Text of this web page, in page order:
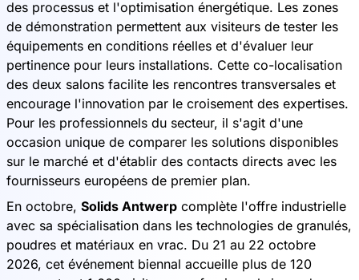
des processus et l'optimisation énergétique. Les zones
de démonstration permettent aux visiteurs de tester les
équipements en conditions réelles et d'évaluer leur
pertinence pour leurs installations. Cette co-localisation
des deux salons facilite les rencontres transversales et
encourage l'innovation par le croisement des expertises.
Pour les professionnels du secteur, il s'agit d'une
occasion unique de comparer les solutions disponibles
sur le marché et d'établir des contacts directs avec les
fournisseurs européens de premier plan.
En octobre, Solids Antwerp complète l'offre industrielle
avec sa spécialisation dans les technologies de granulés,
poudres et matériaux en vrac. Du 21 au 22 octobre
2026, cet événement biennal accueille plus de 120